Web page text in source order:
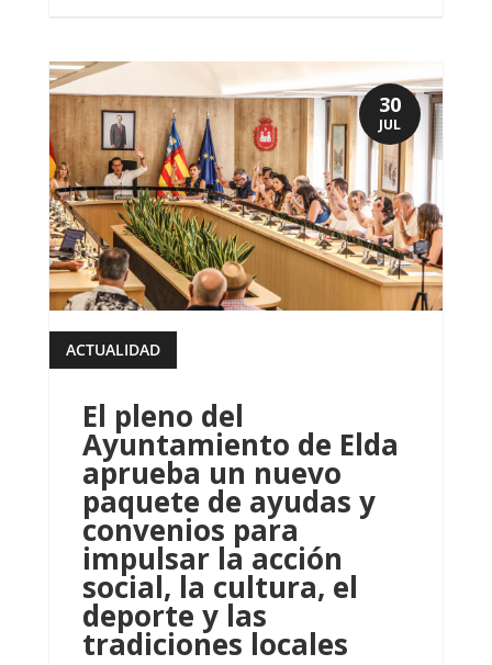
leer más
El pleno del
Ayuntamiento de Elda
aprueba un nuevo
paquete de ayudas y
convenios para
impulsar la acción
social, la cultura, el
deporte y las
tradiciones locales
ACTUALIDAD
30
JUL